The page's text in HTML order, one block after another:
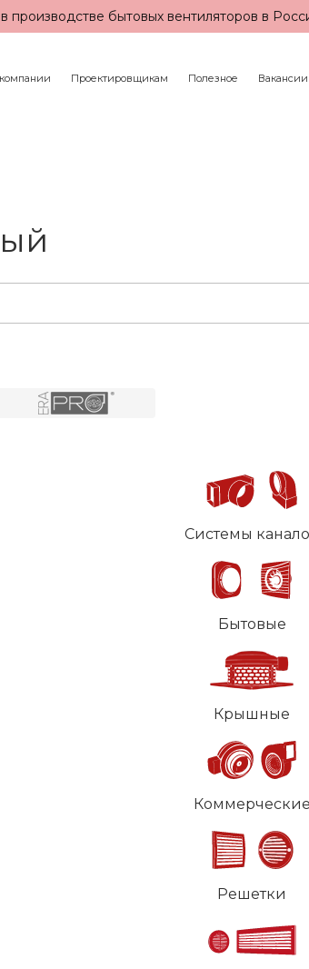
производстве бытовых вентиляторов в
Проектировщикам Полезное Вакансии
Системы
Бытовые
Крышные
Решетки